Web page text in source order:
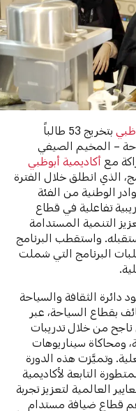
بتخريج 53 طالباً
– المخيم الصيفي
أكاديمية أبوظبي
الذي انطلق خلال الفترة
تمكين الكوادر الوطنية من الفئة
تدريبية تفاعلية في قطاع
التنمية المستدامة
واستقطب البرنامج
منهم متطلبات البرنامج التي شملت
الثقافة والسياحة
بقطاع السياحة، عبر
من خلال تدريبات
سيناريوهات
وتميَّزت هذه الدورة
التابعة لأكاديمية
العالمية لتعزيز تجربة
قطاع ضيافة مستدام